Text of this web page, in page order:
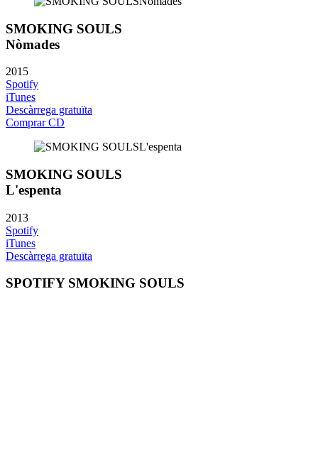
SMOKING SOULS
Nòmades
2015
Spotify
iTunes
Descàrrega gratuïta
Comprar CD
SMOKING SOULS
L'espenta
2013
Spotify
iTunes
Descàrrega gratuïta
SPOTIFY SMOKING SOULS